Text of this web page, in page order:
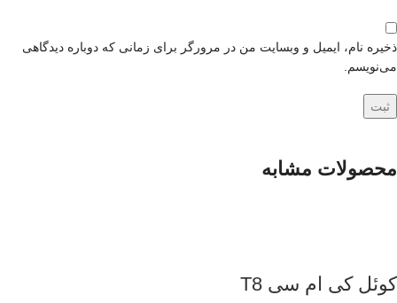
ذخیره نام، ایمیل و وبسایت من در مرورگر برای زمانی که دوباره دیدگاهی
می‌نویسم.
محصولات مشابه
کوئل کی ام سی T8